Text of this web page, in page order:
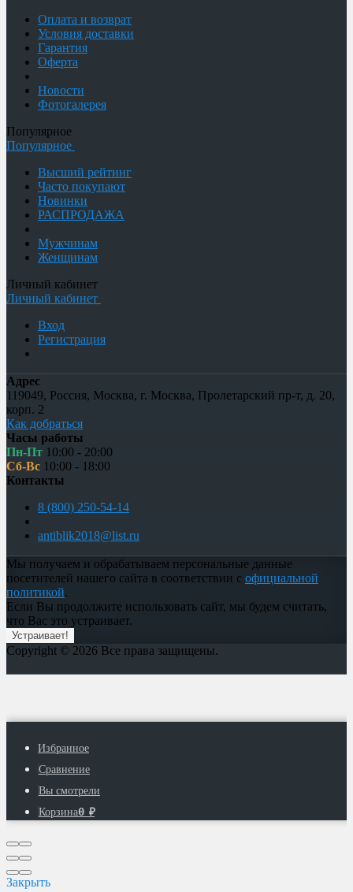
Оплата и возврат
Условия доставки
Гарантия
Оферта
Новости
Фотогалерея
Популярное
Популярное
Высший рейтинг
Часто покупают
Новинки
РАСПРОДАЖА
Мужчинам
Женщинам
Личный кабинет
Личный кабинет
Вход
Регистрация
Адрес
119049, Россия, Москва, г. Москва, Пролетарский пр-т, д. 20,
корп. 2
Как добраться
Часы работы
Пн-Пт 10:00 - 20:00
Сб-Вс 10:00 - 18:00
Контакты
8 (800) 250-54-14
antiblik2018@list.ru
Мы получаем и обрабатываем персональные данные
посетителей нашего сайта в соответствии с официальной
политикой.
Если Вы продолжите использовать сайт, мы будем считать,
что Вас это устраивает.
Устраивает!
Copyright © 2026 Все права защищены.
Избранное
Сравнение
Вы смотрели
Корзина0 ₽
Закрыть